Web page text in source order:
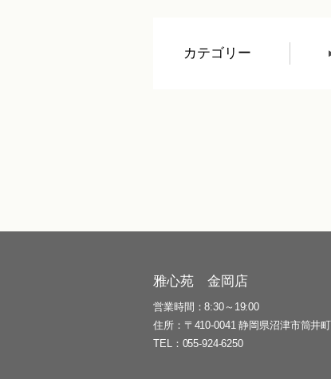
カテゴリー
雅心苑 金岡店
営業時間
8:30～19:00
住所
〒410-0041 静岡県沼津市筒井
TEL
055-924-6250